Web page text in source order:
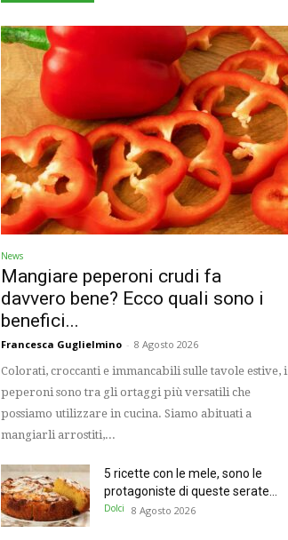
News
Mangiare peperoni crudi fa
davvero bene? Ecco quali sono i
benefici...
Francesca Guglielmino - 8 Agosto 2026
Colorati, croccanti e immancabili sulle tavole estive, i
peperoni sono tra gli ortaggi più versatili che
possiamo utilizzare in cucina. Siamo abituati a
mangiarli arrostiti,...
5 ricette con le mele, sono le
protagoniste di queste serate...
Dolci 8 Agosto 2026